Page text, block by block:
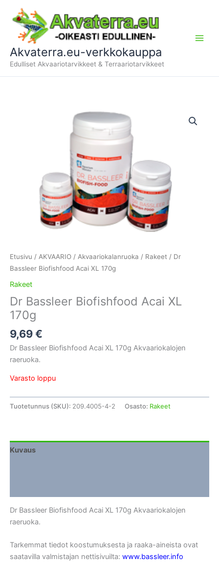
sisältöön
Akvaterra.eu-verkkokauppa
Edulliset Akvaariotarvikkeet & Terraariotarvikkeet
Etusivu / AKVAARIO / Akvaariokalanruoka / Rakeet / Dr
Bassleer Biofishfood Acai XL 170g
Rakeet
Dr Bassleer Biofishfood Acai XL
170g
9,69€
Dr Bassleer Biofishfood Acai XL 170g Akvaariokalojen
raeruoka.
Varasto loppu
Tuotetunnus (SKU): 209.4005-4-2 Osasto: Rakeet
Kuvaus
Dr Bassleer Biofishfood Acai XL 170g Akvaariokalojen
raeruoka.
Tarkemmat tiedot koostumuksesta ja raaka-aineista ovat
saatavilla valmistajan nettisivuilta: www.bassleer.info